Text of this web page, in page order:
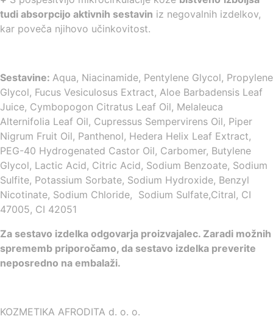
tudi absorpcijo aktivnih sestavin iz negovalnih izdelkov,
kar poveča njihovo učinkovitost.
Sestavine: Aqua, Niacinamide, Pentylene Glycol, Propylene
Glycol, Fucus Vesiculosus Extract, Aloe Barbadensis Leaf
Juice, Cymbopogon Citratus Leaf Oil, Melaleuca
Alternifolia Leaf Oil, Cupressus Sempervirens Oil, Piper
Nigrum Fruit Oil, Panthenol, Hedera Helix Leaf Extract,
PEG-40 Hydrogenated Castor Oil, Carbomer, Butylene
Glycol, Lactic Acid, Citric Acid, Sodium Benzoate, Sodium
Sulfite, Potassium Sorbate, Sodium Hydroxide, Benzyl
Nicotinate, Sodium Chloride, Sodium Sulfate,Citral, CI
47005, CI 42051
Za sestavo izdelka odgovarja proizvajalec. Zaradi možnih
sprememb priporočamo, da sestavo izdelka preverite
neposredno na embalaži.
KOZMETIKA AFRODITA d. o. o.